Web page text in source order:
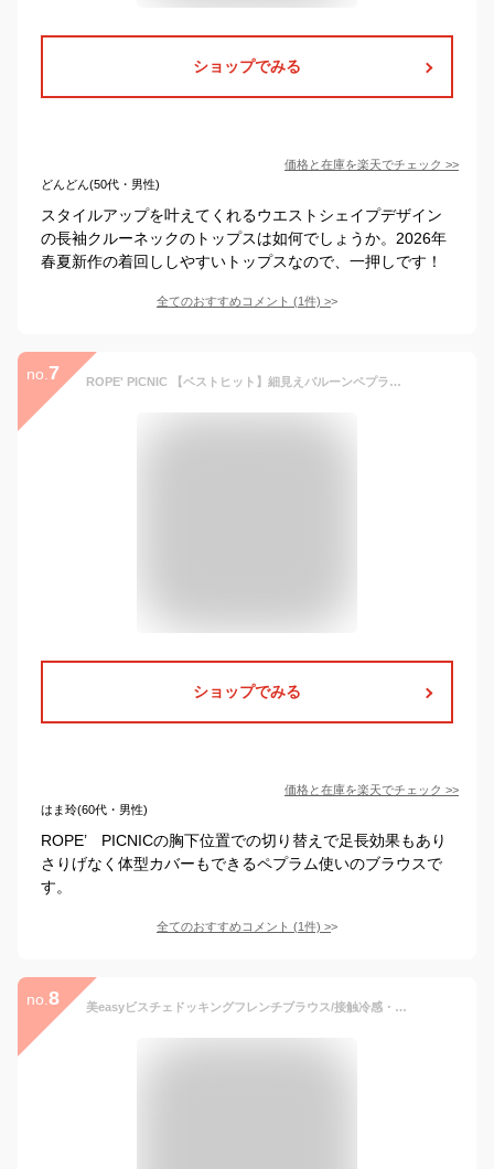
ショップでみる
価格と在庫を楽天でチェック >>
どんどん(50代・男性)
スタイルアップを叶えてくれるウエストシェイプデザイン
の長袖クルーネックのトップスは如何でしょうか。2026年
春夏新作の着回ししやすいトップスなので、一押しです！
全てのおすすめコメント (1件) >
no. 7 ROPE' PICNIC 【ベストヒット】細見えバルーンペプラムブラウス ロペピクニック トップス シャツ・ブラウス ブラック ブルー ベージュ【送料無料】
ショップでみる
価格と在庫を楽天でチェック >>
はま玲(60代・男性)
ROPE’ PICNICの胸下位置での切り替えで足長効果もあり
さりげなく体型カバーもできるペプラム使いのブラウスで
す。
全てのおすすめコメント (1件) >
no. 8 美easyビスチェドッキングフレンチブラウス/接触冷感・イージーケア・セットアップ対応／ビス（VIS）